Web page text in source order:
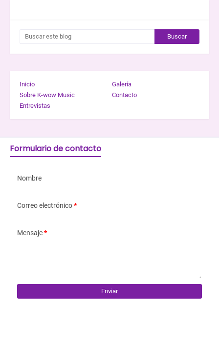
Inicio
Galería
Sobre K-wow Music
Contacto
Entrevistas
Formulario de contacto
Nombre
Correo electrónico*
Mensaje*